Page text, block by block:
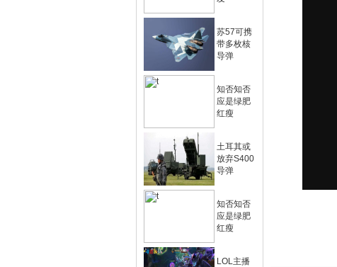
苏57可携
带多枚核
导弹
知否知否
应是绿肥
红瘦
土耳其或
放弃S400
导弹
知否知否
应是绿肥
红瘦
LOL主播